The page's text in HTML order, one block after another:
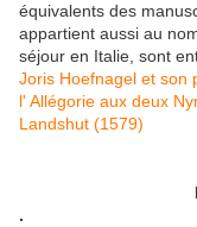
équivalents des
appartient aussi au
séjour en Italie, sont
Joris Hoefnagel et son
l' Allégorie aux deux
Landshut (1579)
.